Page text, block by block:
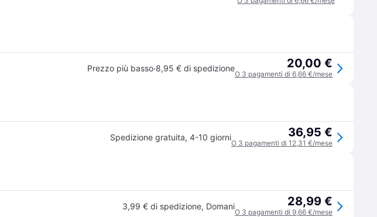
Prezzo più basso·8,95 € di spedizione 20,00 €
O 3 pagamenti di 6,66 €/mese
Spedizione gratuita, 4-10 giorni 36,95 €
O 3 pagamenti di 12,31 €/mese
3,99 € di spedizione, Domani 28,99 €
O 3 pagamenti di 9,66 €/mese